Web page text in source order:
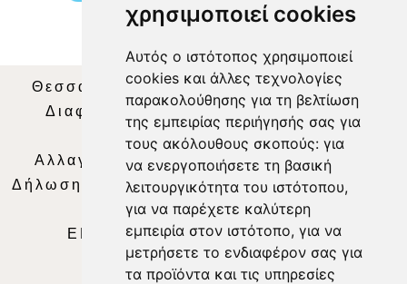
χρησιμοποιεί cookies
Αυτός ο ιστότοπος χρησιμοποιεί
cookies και άλλες τεχνολογίες
παρακολούθησης για τη βελτίωση
της εμπειρίας περιήγησής σας για
τους ακόλουθους σκοπούς: για
να ενεργοποιήσετε τη βασική
λειτουργικότητα του ιστότοπου,
για να παρέχετε καλύτερη
εμπειρία στον ιστότοπο, για να
μετρήσετε το ενδιαφέρον σας για
τα προϊόντα και τις υπηρεσίες
Θεσσαλία Τηλεόραση|SNG Services
Διαφήμιση | Όροι Χρήσης |Δήλωση
Απορρήτου |
Περιεχόμενο
Αλλαγή Προτιμήσεων για τα Cookies
Δήλωση συμμόρφωσης με τη σύσταση (ΕΕ)
2018/334|Ταυτότητα
ΕΝΗΜΕΡΩΣΗ |WEB TV| LIVE